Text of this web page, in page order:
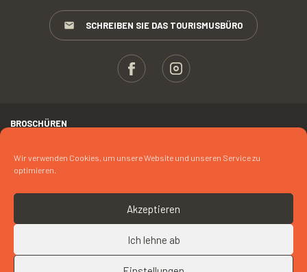
Wir verwenden Cookies, um unsere Website und unseren Service zu
optimieren.
Akzeptieren
Ich lehne ab
SCHREIBEN SIE DAS TOURISMUSBÜRO
BROSCHÜREN